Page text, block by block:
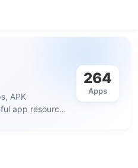
APK
app resources
264
Apps